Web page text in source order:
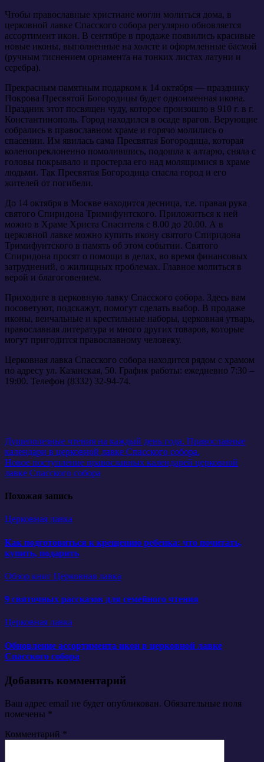
Чтобы православные христиане могли молиться дома, в
церковной лавке Спасского собора регулярно обновляется
ассортимент икон. В сентябре в продаже появились красивые
новые иконы, выполненные на холсте и оформленные басмой
(ручным тиснением орнамента на тонких листах латуни и
серебра).
Прекрасным памятным подарком к 14 октября — празднику
Покрова Пресвятой Богородицы будет одноименная икона.
Праздник этот посвящен чуду, которое произошло в 910 г. в г.
Константинополь. Город находился в осаде врагов. Верующие
собрались в православном храме и горячо молились о
спасении. Им явилась сама Пресвятая Богородица, которая
коленопреклоненно помолившись, подошла к алтарю, сняла с
головы покрывало и простерла его над молящимися в храме
людьми. Так Пресвятая Богородица спасла город и его
жителей от погибели.
До 14 октября в Москве находится десница, т.е. правая рука
святого Спиридона Тримифунтского. Приложиться к ней
можно в Храме Христа Спасителя с 8.00 до 20.00. А в
церковной лавке можно купить икону святого Спиридона
Тримифунтского в память об этом событии. Святого
Спиридона просят о помощи в делах, во время финансовых
затруднений, о жилищных проблемах. Главное молиться в
верой и благоговением.
Приходите в церковную лавку Спасского собора. Здесь вам
посоветуют, подскажут, помогут сделать выбор. В продаже
иконы, венчальные и крестильные наборы, церковная утварь,
православная литература и много других товаров, которые
могут пригодится православному человеку.
Церковная лавка Спасского собора находится рядом с храмом
по адресу ул. Казанская, 50. График работы: ежедневно 7:30 –
19:00. Телефон (8332) 32-94-74.
Навигация
по
записям
Душеполезные чтения на каждый день года. Православные
календари в церковной лавке Спасского собора.
Новое поступление православных календарей церковной
лавке Спасского собора
Похожая запись
Церковная лавка
Как подготовиться к крещению ребенка: что почитать,
купить, подарить
Обзор книг Церковная лавка
9 святочных рассказов для семейного чтения
Церковная лавка
Обновление ассортимента икон в церковной лавке
Спасского собора
Добавить комментарий
Ваш адрес email не будет опубликован. Обязательные поля
помечены *
Комментарий *